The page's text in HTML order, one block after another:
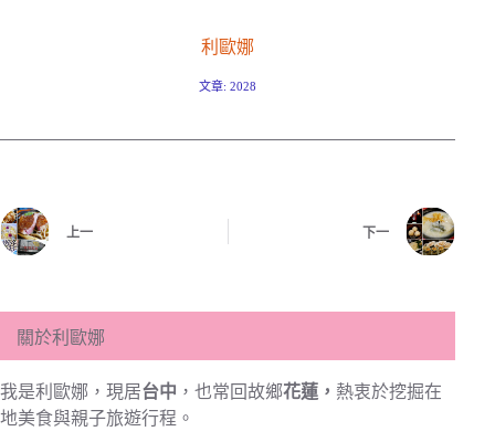
利歐娜
文章: 2028
上一 下一
關於利歐娜
我是利歐娜，現居台中 ，也常回故鄉花蓮， 熱衷於挖掘在
地美食與親子旅遊行程。